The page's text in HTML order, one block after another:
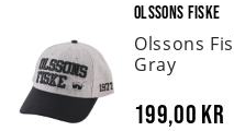
OLSSONS FISKE
Olssons
Gray
199,00 kr